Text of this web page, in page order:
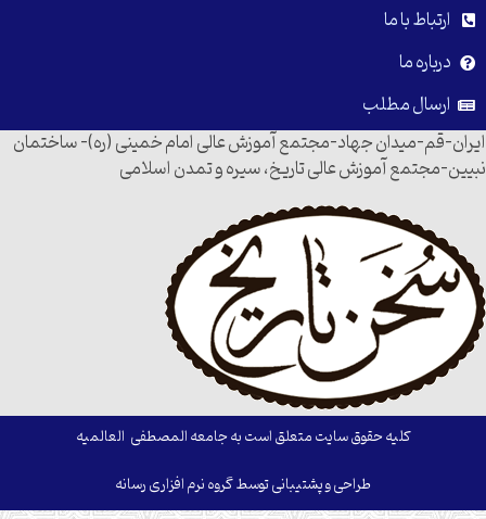
ارتباط با ما
درباره ما
ارسال مطلب
قم-میدان جهاد-مجتمع آموزش عالی امام خمینی (ره)- ساختمان
مجتمع آموزش عالی تاریخ، سیره و تمدن اسلامی
کلیه حقوق سایت متعلق است به جامعه المصطفی العالمیه
طراحی و پشتیبانی توسط گروه نرم افزاری رسانه